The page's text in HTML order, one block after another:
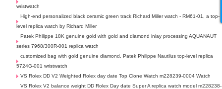
wristwatch
High-end personalized black ceramic green track Richard Miller watch - RM61-01, a top-
level replica watch by Richard Miller
Patek Philippe 18K genuine gold with gold and diamond inlay processing AQUANAUT
series 7968/300R-001 replica watch
customized bag with gold genuine diamond, Patek Philippe Nautilus top-level replica
5724G-001 wristwatch
VS Rolex DD V2 Weighted Rolex day date Top Clone Watch m228239-0004 Watch
VS Rolex V2 balance weight DD Rolex Day date Super A replica watch model m228238-